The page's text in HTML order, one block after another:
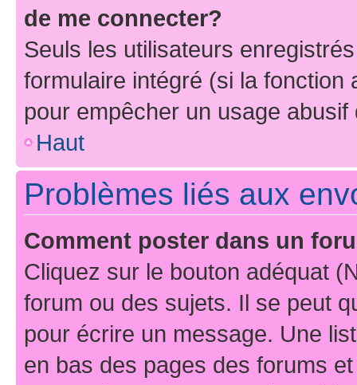
de me connecter?
Seuls les utilisateurs
formulaire intégré (si la fonction
pour empêcher un usage
Haut
Problèmes liés aux
Comment poster dans un
Cliquez sur le bouton adéquat
forum ou des sujets. Il se peut
pour écrire un message. Une
en bas des pages des forums